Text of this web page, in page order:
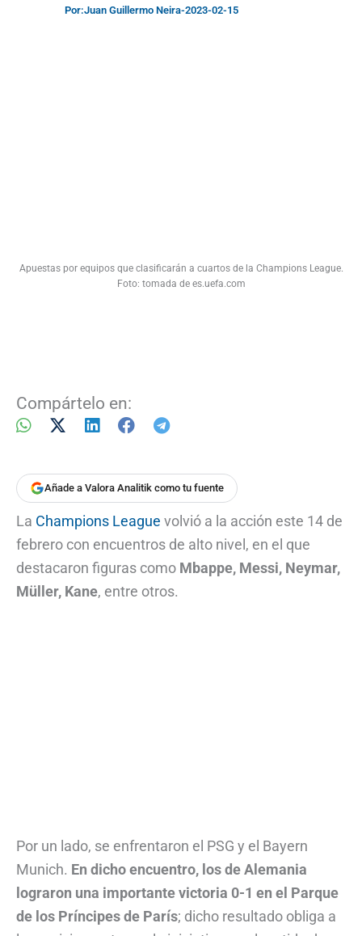
Por:Juan Guillermo Neira-2023-02-15
Apuestas por equipos que clasificarán a cuartos de la Champions League.
Foto: tomada de es.uefa.com
Compártelo en:
Añade a Valora Analitik como tu fuente
La Champions League volvió a la acción este 14 de
febrero con encuentros de alto nivel, en el que
destacaron figuras como Mbappe, Messi, Neymar,
Müller, Kane, entre otros.
Por un lado, se enfrentaron el PSG y el Bayern
Munich. En dicho encuentro, los de Alemania
lograron una importante victoria 0-1 en el Parque
de los Príncipes de París; dicho resultado obliga a